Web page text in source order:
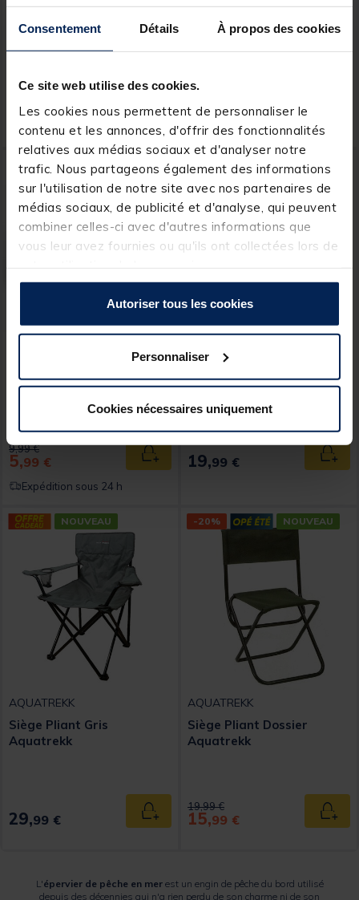
Consentement Détails À propos des cookies
Ce site web utilise des cookies.
Les cookies nous permettent de personnaliser le
contenu et les annonces, d'offrir des fonctionnalités
relatives aux médias sociaux et d'analyser notre
trafic. Nous partageons également des informations
sur l'utilisation de notre site avec nos partenaires de
médias sociaux, de publicité et d'analyse, qui peuvent
combiner celles-ci avec d'autres informations que
vous leur avez fournies ou qu'ils ont collectées lors de
Autoriser tous les cookies
Personnaliser
Cookies nécessaires uniquement
Siège Pliant Kaki
Aquatrekk
29,
Bourriche métal coup
selection 34x37 cm
Price reduced from
9,99 €
7,99 €
Expédition sous 24 h
-40%
logistik head light
[object Object] out of 5 Customer Rating
Price reduced from
9,99 €to
5,99 € Ajouter au panier
Expédition sous 24 h
NOUVEAU
Épuisette Aquatrekk
Allround Net 180
19,99 €
NOUVEAU
AQUATREKK
Siège Pliant Gris
Aquatrekk
29,99 € Ajouter au panier
-20% NOUVEAU
AQUATREKK
Siège Pliant Dossier
Aquatrekk
Price reduced from
19,99 €to
15,99 €
L'épervier de pêche en merest un engin de pêche du bord utilisé
depuis des décennies qui n'a rien perdu de son charme ni de son